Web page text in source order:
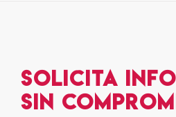
Solicita
sin